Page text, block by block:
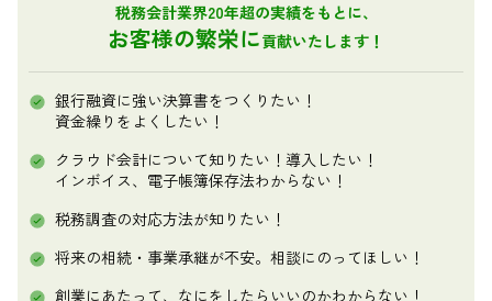
税務会計業界20年超の実績をもとに、
お客様の繁栄に貢献いたします！
銀行融資に強い決算書をつくりたい！
資金繰りをよくしたい！
クラウド会計について知りたい！導入したい！
インボイス、電子帳簿保存法わからない！
税務調査の対応方法が知りたい！
将来の相続・事業承継が不安。相談にのってほしい！
創業にあたって、なにをしたらいいのかわからない！